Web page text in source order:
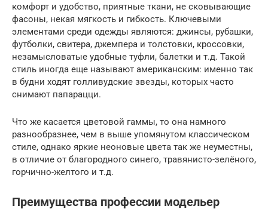
комфорт и удобство, приятные ткани, не сковывающие
фасоны, некая мягкость и гибкость. Ключевыми
элементами среди одежды являются: джинсы, рубашки,
футболки, свитера, джемпера и толстовки, кроссовки,
незамысловатые удобные туфли, балетки и т.д. Такой
стиль иногда еще называют американским: именно так
в будни ходят голливудские звезды, которых часто
снимают папарацци.
Что же касается цветовой гаммы, то она намного
разнообразнее, чем в выше упомянутом классическом
стиле, однако яркие неоновые цвета так же неуместны,
в отличие от благородного синего, травянисто-зелёного,
горчично-желтого и т.д.
Преимущества профессии модельер